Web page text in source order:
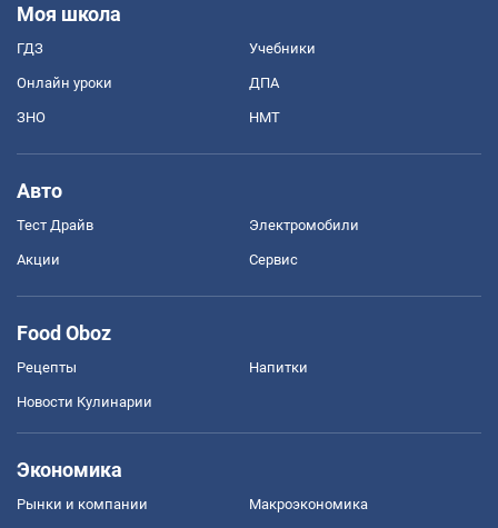
Моя школа
ГДЗ Учебники
Онлайн уроки ДПА
ЗНО НМТ
Авто
Тест Драйв Электромобили
Акции Сервис
Food Oboz
Рецепты Напитки
Новости Кулинарии
Экономика
Рынки и компании Mакроэкономика